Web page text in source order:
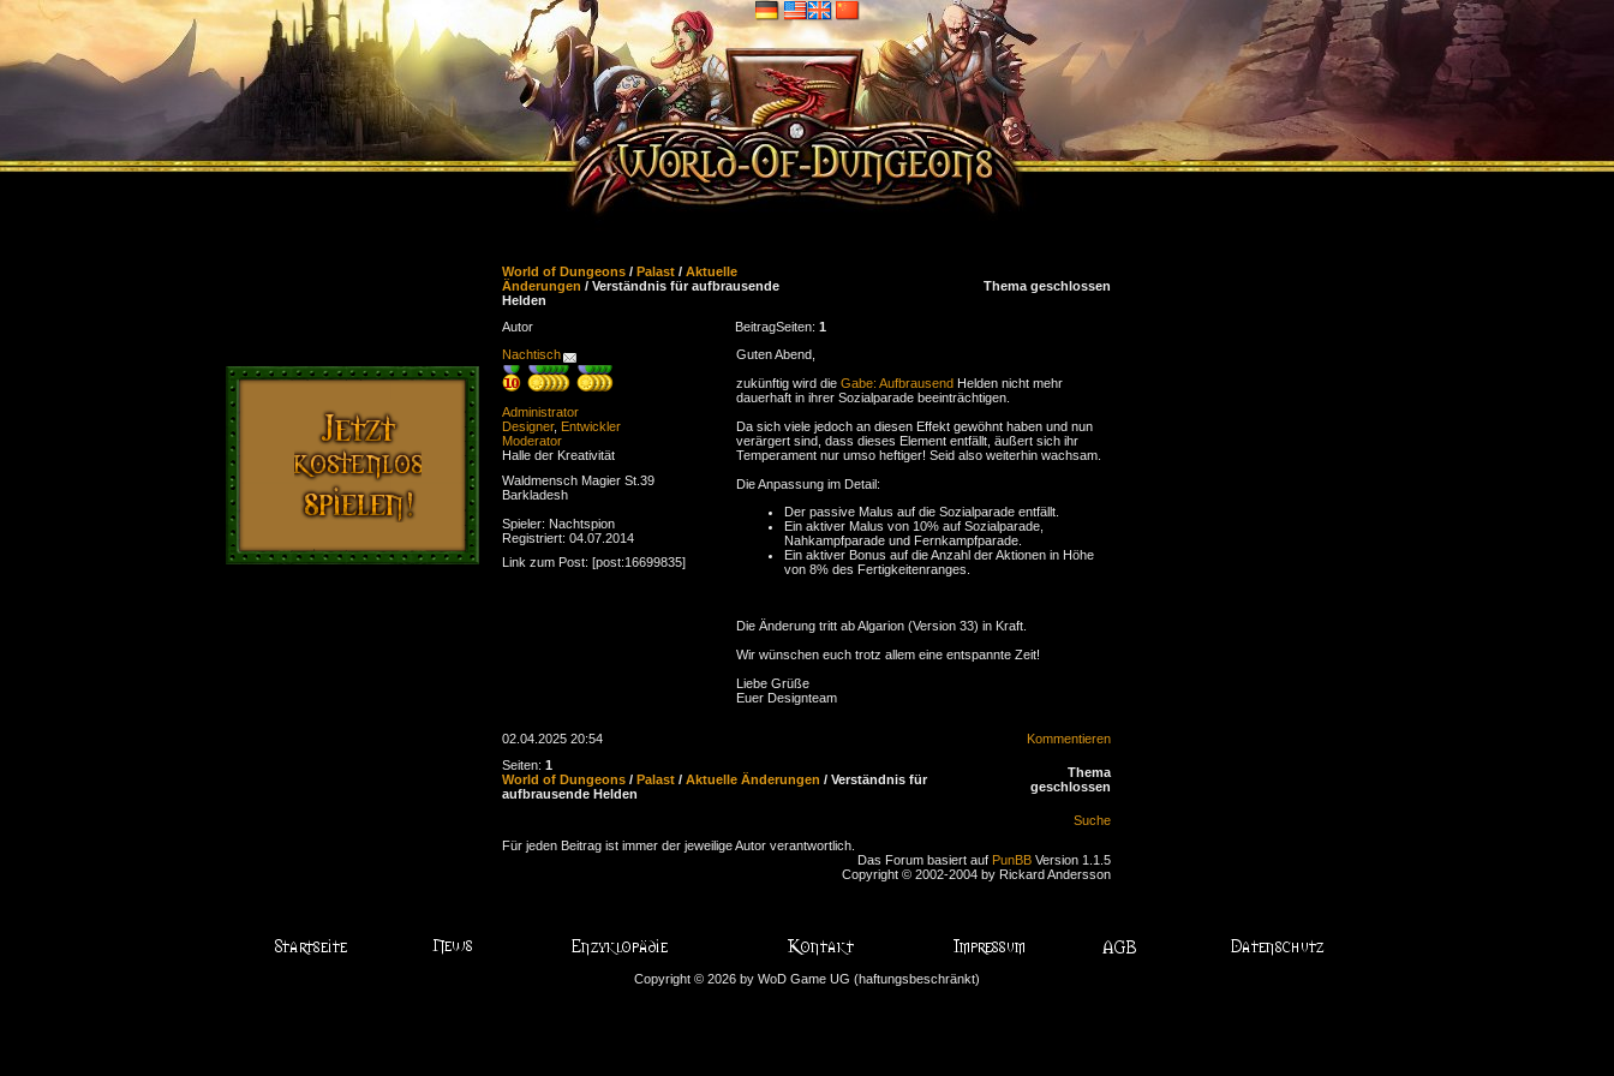
World of Dungeons / Palast / Aktuelle
Änderungen / Verständnis für aufbrausende
Helden
Thema geschlossen
Autor BeitragSeiten: 1
Nachtisch
Administrator
Designer, Entwickler
Moderator
Halle der Kreativität
Waldmensch Magier St.39
Barkladesh
Spieler: Nachtspion
Registriert: 04.07.2014
Link zum Post: [post:16699835]
Guten Abend,
zukünftig wird die Gabe: Aufbrausend Helden nicht mehr
dauerhaft in ihrer Sozialparade beeinträchtigen.
Da sich viele jedoch an diesen Effekt gewöhnt haben und nun
verärgert sind, dass dieses Element entfällt, äußert sich ihr
Temperament nur umso heftiger! Seid also weiterhin wachsam.
Die Anpassung im Detail:
Der passive Malus auf die Sozialparade entfällt.
Ein aktiver Malus von 10% auf Sozialparade,
Nahkampfparade und Fernkampfparade.
Ein aktiver Bonus auf die Anzahl der Aktionen in Höhe
von 8% des Fertigkeitenranges.
Die Änderung tritt ab Algarion (Version 33) in Kraft.
Wir wünschen euch trotz allem eine entspannte Zeit!
Liebe Grüße
Euer Designteam
02.04.2025 20:54
Kommentieren
Seiten: 1
World of Dungeons / Palast / Aktuelle Änderungen / Verständnis für
aufbrausende Helden
Thema
geschlossen
Suche
Für jeden Beitrag ist immer der jeweilige Autor verantwortlich.
Das Forum basiert auf PunBB Version 1.1.5
Copyright © 2002-2004 by Rickard Andersson
Copyright © 2026 by WoD Game UG (haftungsbeschränkt)